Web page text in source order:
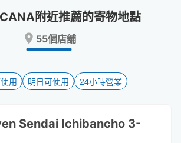
a
date.
key
to
keyboard
附近推薦的寄物地點
55個店舖
用 明日可使用 24小時營業
Sendai Ichibancho 3-